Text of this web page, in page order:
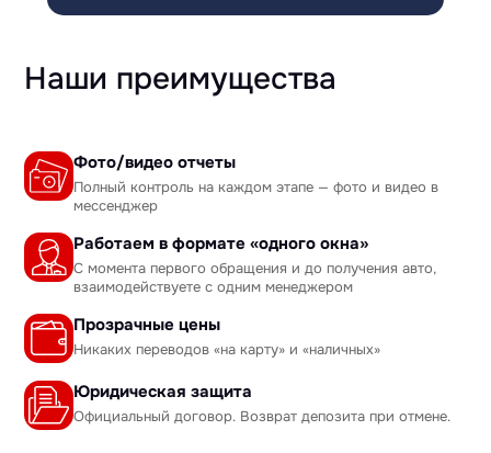
Наши преимущества
Фото/видео отчеты
Полный контроль на каждом этапе — фото и видео в
мессенджер
Работаем в формате «одного окна»
С момента первого обращения и до получения авто,
взаимодействуете с одним менеджером
Прозрачные цены
Никаких переводов «на карту» и «наличных»
Юридическая защита
Официальный договор. Возврат депозита при отмене.